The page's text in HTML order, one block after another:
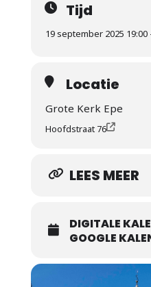
Tijd
19 september 2025 19:00
Locatie
Grote Kerk Epe
Hoofdstraat 76
LEES MEER
DIGITALE
GOOGLE